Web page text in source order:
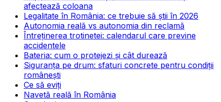
afectează coloana
Legalitate în România: ce trebuie să știi în 2026
Autonomia reală vs autonomia din reclamă
Întreținerea trotinetei: calendarul care previne
accidentele
Bateria: cum o protejezi și cât durează
Siguranța pe drum: sfaturi concrete pentru condiții
românești
Ce să eviți
Navetă reală în România